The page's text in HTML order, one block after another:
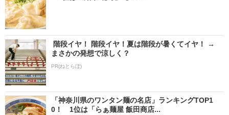
階段イヤ！ 階段イヤ！夏は階段が暑くてイヤ！ →
まさかの発想で涼しく？
PR(ねとらぼ)
「神奈川県のワンタン麺の名店」ランキングTOP1
0！ 1位は「らぁ麺屋 飯田商店...